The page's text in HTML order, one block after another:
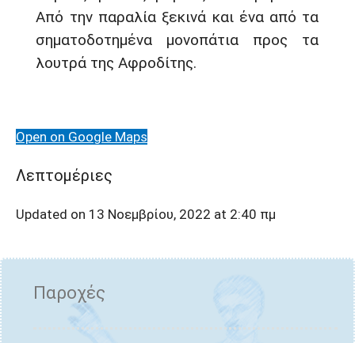
Από την παραλία ξεκινά και ένα από τα
σηματοδοτημένα μονοπάτια προς τα
λουτρά της Αφροδίτης.
Open on Google Maps
Λεπτομέριες
Updated on 13 Νοεμβρίου, 2022 at 2:40 πμ
Παροχές